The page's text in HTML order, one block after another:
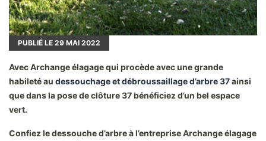
PUBLIÉ LE 29 MAI 2022
Avec Archange élagage qui procède avec une grande
habileté au dessouchage et débroussaillage d’arbre 37ainsi
que dans la pose de clôture 37 bénéficiez d’un bel espace
vert.
Confiez le dessouche d’arbre à l’entreprise Archange élagage